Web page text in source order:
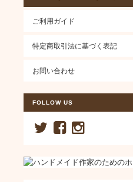
ご利用ガイド
特定商取引法に基づく表記
お問い合わせ
FOLLOW US